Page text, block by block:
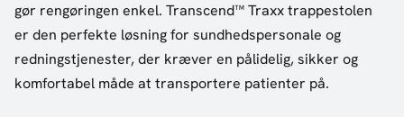
gør rengøringen enkel. Transcend™ Traxx trappestolen
er den perfekte løsning for sundhedspersonale og
redningstjenester, der kræver en pålidelig, sikker og
komfortabel måde at transportere patienter på.